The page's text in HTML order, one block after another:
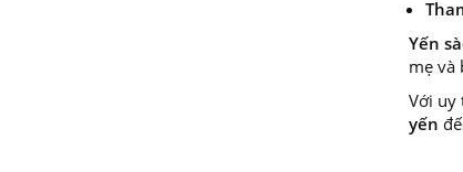
Yến
mẹ và
Với uy
yến